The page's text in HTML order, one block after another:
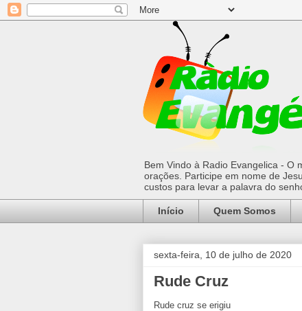
Bem Vindo à Radio Evangelica - O
orações. Participe em nome de
custos para levar a palavra do
Início Quem Somos
sexta-feira, 10 de julho de 2020
Rude Cruz
Rude cruz se erigiu